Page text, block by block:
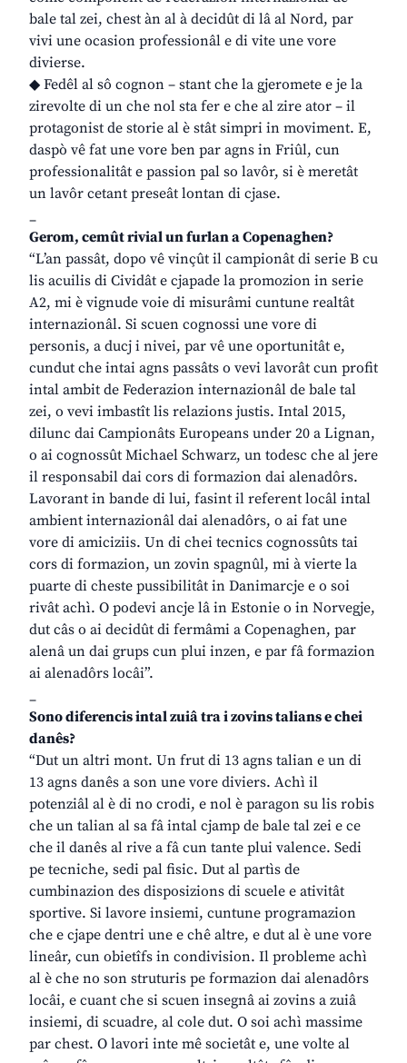
bale tal zei, chest àn al à decidût di lâ al Nord, par
vivi une ocasion professionâl e di vite une vore
divierse.
◆ Fedêl al sô cognon – stant che la gjeromete e je la
zirevolte di un che nol sta fer e che al zire ator – il
protagonist de storie al è stât simpri in moviment. E,
daspò vê fat une vore ben par agns in Friûl, cun
professionalitât e passion pal so lavôr, si è meretât
un lavôr cetant preseât lontan di cjase.
_
Gerom, cemût rivial un furlan a Copenaghen?
“L’an passât, dopo vê vinçût il campionât di serie B cu
lis acuilis di Cividât e cjapade la promozion in serie
A2, mi è vignude voie di misurâmi cuntune realtât
internazionâl. Si scuen cognossi une vore di
personis, a ducj i nivei, par vê une oportunitât e,
cundut che intai agns passâts o vevi lavorât cun profit
intal ambit de Federazion internazionâl de bale tal
zei, o vevi imbastît lis relazions justis. Intal 2015,
dilunc dai Campionâts Europeans under 20 a Lignan,
o ai cognossût Michael Schwarz, un todesc che al jere
il responsabil dai cors di formazion dai alenadôrs.
Lavorant in bande di lui, fasint il referent locâl intal
ambient internazionâl dai alenadôrs, o ai fat une
vore di amiciziis. Un di chei tecnics cognossûts tai
cors di formazion, un zovin spagnûl, mi à vierte la
puarte di cheste pussibilitât in Danimarcje e o soi
rivât achì. O podevi ancje lâ in Estonie o in Norvegje,
dut câs o ai decidût di fermâmi a Copenaghen, par
alenâ un dai grups cun plui inzen, e par fâ formazion
ai alenadôrs locâi”.
_
Sono diferencis intal zuiâ tra i zovins talians e chei
danês?
“Dut un altri mont. Un frut di 13 agns talian e un di
13 agns danês a son une vore diviers. Achì il
potenziâl al è di no crodi, e nol è paragon su lis robis
che un talian al sa fâ intal cjamp de bale tal zei e ce
che il danês al rive a fâ cun tante plui valence. Sedi
pe tecniche, sedi pal fisic. Dut al partìs de
cumbinazion des disposizions di scuele e ativitât
sportive. Si lavore insiemi, cuntune programazion
che e cjape dentri une e chê altre, e dut al è une vore
lineâr, cun obietîfs in condivision. Il probleme achì
al è che no son struturis pe formazion dai alenadôrs
locâi, e cuant che si scuen insegnâ ai zovins a zuiâ
insiemi, di scuadre, al cole dut. O soi achì massime
par chest. O lavori inte mê societât e, une volte al